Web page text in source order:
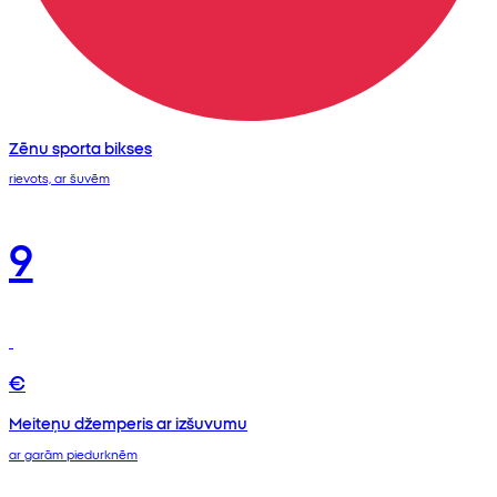
Zēnu sporta bikses
rievots, ar šuvēm
9
€
Meiteņu džemperis ar izšuvumu
ar garām piedurknēm